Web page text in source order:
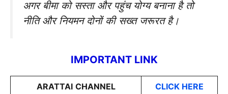
अगर बीमा को सस्ता और पहुंच योग्य बनाना है तो
नीति और नियमन दोनों की सख्त जरूरत है।
IMPORTANT LINK
ARATTAI CHANNEL CLICK HERE